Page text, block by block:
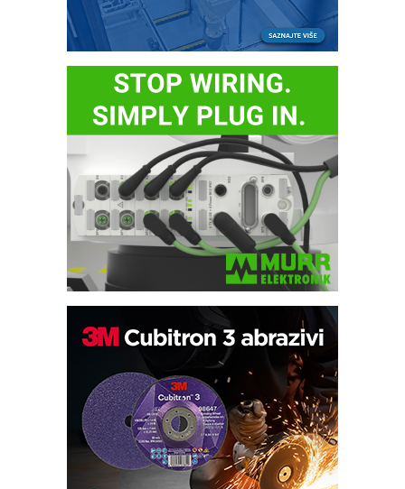
Potpuna efikasnost bez složenih
sistema
Trajna oznaka kao dugoročna korist
Bezbednost na prvom mestu!
IB BLUMENAUER - više od 40 godina
poverenja u industriji